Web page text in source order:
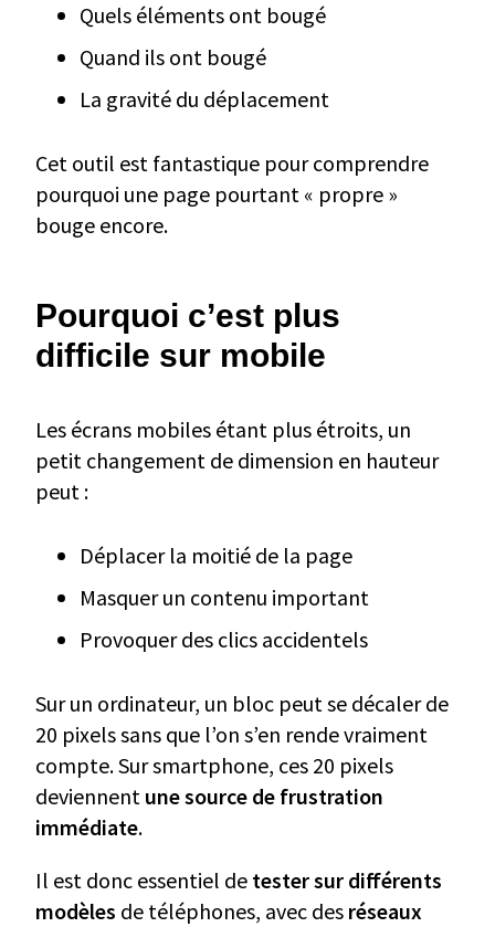
Quels éléments ont bougé
Quand ils ont bougé
La gravité du déplacement
Cet outil est fantastique pour comprendre
pourquoi une page pourtant « propre »
bouge encore.
Pourquoi c’est plus
difficile sur mobile
Les écrans mobiles étant plus étroits, un
petit changement de dimension en hauteur
peut :
Déplacer la moitié de la page
Masquer un contenu important
Provoquer des clics accidentels
Sur un ordinateur, un bloc peut se décaler de
20 pixels sans que l’on s’en rende vraiment
compte. Sur smartphone, ces 20 pixels
deviennent une source de frustration
immédiate.
Il est donc essentiel de tester sur différents
modèles de téléphones, avec des réseaux